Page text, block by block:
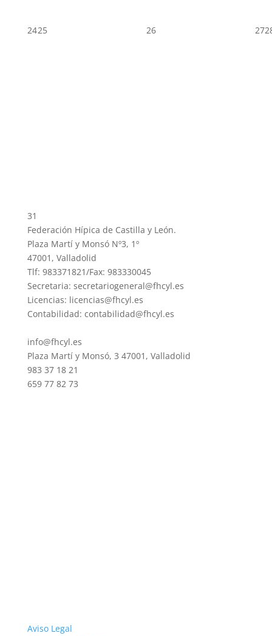
2425 26 27
31
Federación Hípica de Castilla y León.
Plaza Martí y Monsó Nº3, 1º
47001, Valladolid
Tlf: 983371821/Fax: 983330045
Secretaria: secretariogeneral@fhcyl.es
Licencias: licencias@fhcyl.es
Contabilidad: contabilidad@fhcyl.es
info@fhcyl.es
Plaza Martí y Monsó, 3 47001, Valladolid
983 37 18 21
659 77 82 73
Aviso Legal